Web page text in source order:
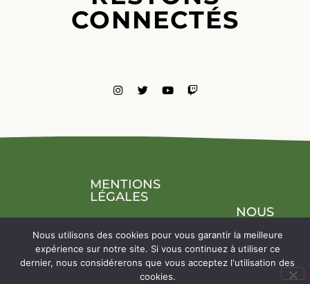
CONNECTÉS
MENTIONS
LÉGALES
NOUS
Nous utilisons des cookies pour vous garantir la meilleure
expérience sur notre site. Si vous continuez à utiliser ce
dernier, nous considérerons que vous acceptez l'utilisation des
cookies.